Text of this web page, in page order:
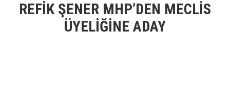
REFİK ŞENER MHP’DEN MECLİS
ÜYELİĞİNE ADAY